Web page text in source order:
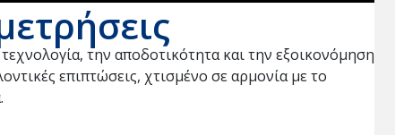
την αποδοτικότητα και την εξοικονόμηση
επιπτώσεις, χτισμένο σε αρμονία με το